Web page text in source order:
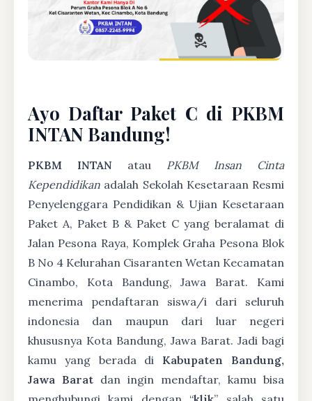
Ayo Daftar Paket C di PKBM
INTAN Bandung!
PKBM INTAN atau PKBM Insan Cinta
Kependidikan adalah Sekolah Kesetaraan Resmi
Penyelenggara Pendidikan & Ujian Kesetaraan
Paket A, Paket B & Paket C yang beralamat di
Jalan Pesona Raya, Komplek Graha Pesona Blok
B No 4 Kelurahan Cisaranten Wetan Kecamatan
Cinambo, Kota Bandung, Jawa Barat. Kami
menerima pendaftaran siswa/i dari seluruh
indonesia dan maupun dari luar negeri
khususnya Kota Bandung, Jawa Barat. Jadi bagi
kamu yang berada di Kabupaten Bandung,
Jawa Barat dan ingin mendaftar, kamu bisa